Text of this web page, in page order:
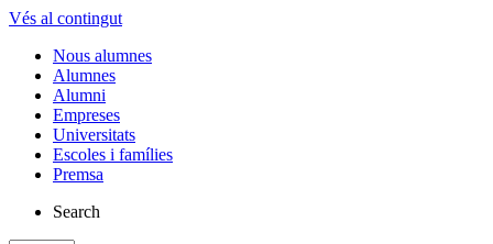
Vés al contingut
Nous alumnes
Alumnes
Alumni
Empreses
Universitats
Escoles i famílies
Premsa
Search